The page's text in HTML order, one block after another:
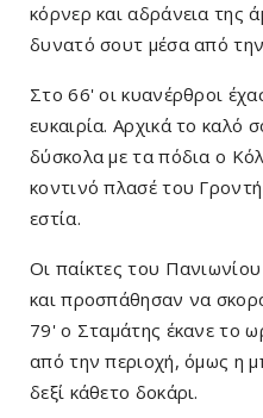
κόρνερ και αδράνεια της
δυνατό σουτ μέσα από
Στο 66' οι κυανέρθροι
ευκαιρία. Αρχικά το καλό
δύσκολα με τα πόδια ο
κοντινό πλασέ του
εστία.
Οι παίκτες του
και προσπάθησαν να
79' ο Σταμάτης έκανε το
από την περιοχή, όμως η
δεξί κάθετο δοκάρι.